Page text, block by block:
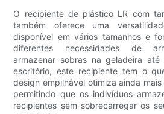
O recipiente de plástico LR com
também oferece uma
disponível em vários tamanhos e
diferentes necessidades de
armazenar sobras na geladeira
escritório, este recipiente tem o
design empilhável otimiza ainda
permitindo que os indivíduos
recipientes sem sobrecarregar os